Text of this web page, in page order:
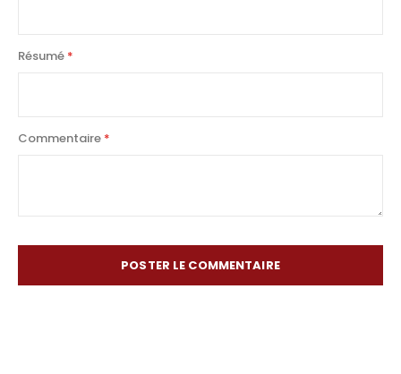
Résumé
Commentaire
POSTER LE COMMENTAIRE